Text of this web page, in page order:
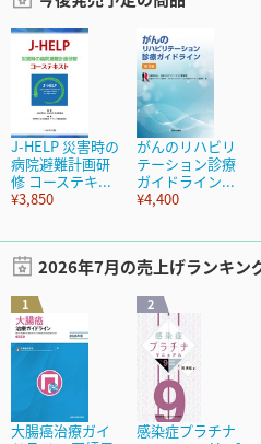
J-HELP 災害時の
病院避難計画研
修 コーステキ...
¥3,850
がんのリハビリ
テーション診療
ガイドライン...
¥4,400
2026年7月の売上げランキン
1
大腸癌治療ガイ
2
感染症プラチナ